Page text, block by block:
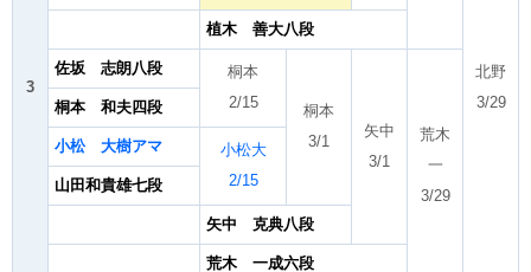
3
北野
3/29
植木 善大八段
佐坂 志朗八段
桐本
2/15
桐本
3/1
矢中
3/1
荒木
一
3/29
桐本 和夫四段
小松 大樹アマ
小松大
2/15
山田和貴雄七段
矢中 克典八段
荒木 一成六段